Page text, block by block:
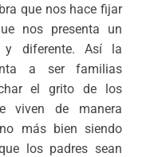
que nos hace fijar
nos presenta un
y diferente. Así la
a ser familias
el grito de los
viven de manera
más bien siendo
los padres sean